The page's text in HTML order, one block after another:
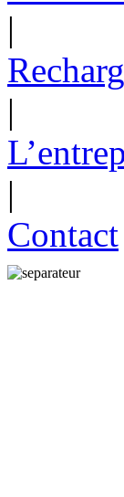
|
|
|
Contact